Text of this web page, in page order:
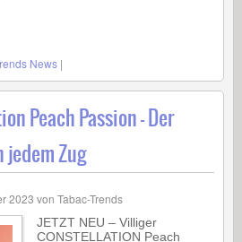
News |
Peach Passion – Der
jedem Zug
2023 von Tabac-Trends
JETZT NEU – Villiger
CONSTELLATION Peach